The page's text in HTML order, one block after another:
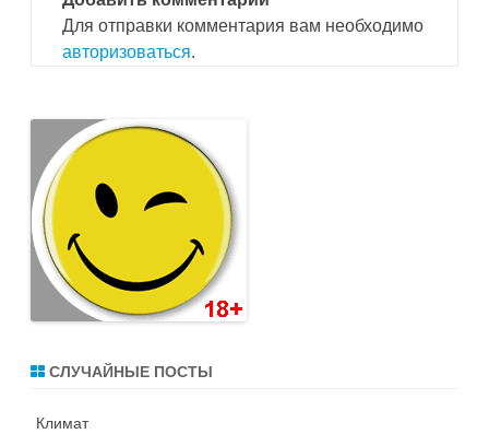
Для отправки комментария вам необходимо
авторизоваться.
СЛУЧАЙНЫЕ ПОСТЫ
Климат